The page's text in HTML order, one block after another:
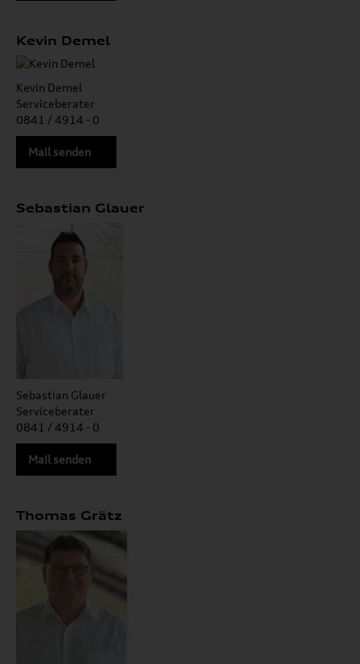
Kevin Demel
Kevin Demel
Serviceberater
0841 / 4914 - 0
Mail senden
Sebastian Glauer
Sebastian Glauer
Serviceberater
0841 / 4914 - 0
Mail senden
Thomas Grätz